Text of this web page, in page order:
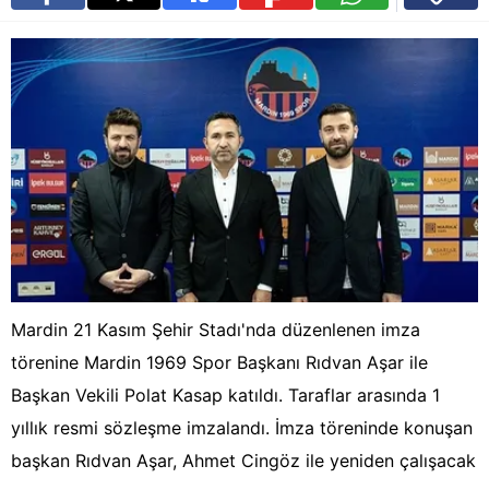
Mardin 21 Kasım Şehir Stadı'nda düzenlenen imza
törenine Mardin 1969 Spor Başkanı Rıdvan Aşar ile
Başkan Vekili Polat Kasap katıldı. Taraflar arasında 1
yıllık resmi sözleşme imzalandı. İmza töreninde konuşan
başkan Rıdvan Aşar, Ahmet Cingöz ile yeniden çalışacak